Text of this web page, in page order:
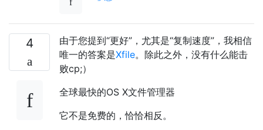
4
由于您提到“更好”，尤其是“复制速度”，我相信
唯一的答案是Xfile。除此之外，没有什么能击
败cp;）
全球最快的OS X文件管理器
它不是免费的，恰恰相反。